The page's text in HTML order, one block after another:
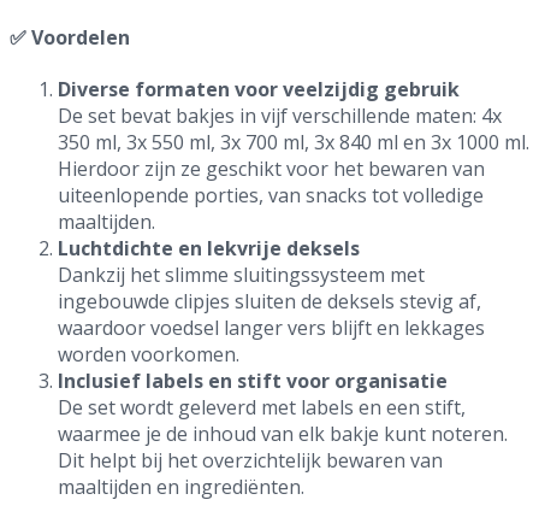
✅ Voordelen
Diverse formaten voor veelzijdig gebruik
De set bevat bakjes in vijf verschillende maten: 4x
350 ml, 3x 550 ml, 3x 700 ml, 3x 840 ml en 3x 1000 ml.
Hierdoor zijn ze geschikt voor het bewaren van
uiteenlopende porties, van snacks tot volledige
maaltijden.
Luchtdichte en lekvrije deksels
Dankzij het slimme sluitingssysteem met
ingebouwde clipjes sluiten de deksels stevig af,
waardoor voedsel langer vers blijft en lekkages
worden voorkomen.
Inclusief labels en stift voor organisatie
De set wordt geleverd met labels en een stift,
waarmee je de inhoud van elk bakje kunt noteren.
Dit helpt bij het overzichtelijk bewaren van
maaltijden en ingrediënten.